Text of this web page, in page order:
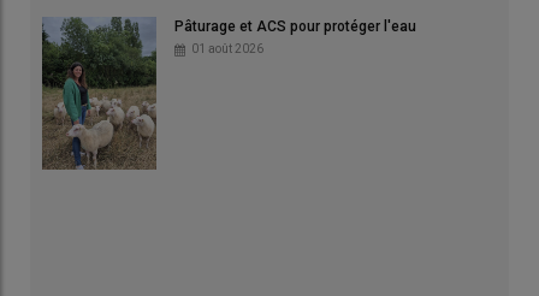
Pâturage et ACS pour protéger l'eau
01 août 2026